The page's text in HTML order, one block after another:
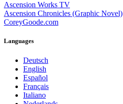
Ascension Works TV
Ascension Chronicles (Graphic Novel)
CoreyGoode.com
Languages
Deutsch
English
Español
Français
Italiano